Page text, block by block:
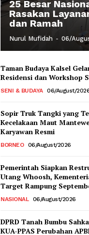
25 Besar
Rasakan
dan Ramah
Nurul Mufidah - 06/
Taman Budaya Kalsel
Residensi dan Workshop
SENI & BUDAYA 06/August/
Sopir Truk Tangki yang
Kecelakaan Maut
Karyawan Resmi
BORNEO 06/August/2026
Pemerintah Siapkan
Utang Whoosh,
Target Rampung
NASIONAL 06/August/2026
DPRD Tanah Bumbu
KUA-PPAS Perubahan